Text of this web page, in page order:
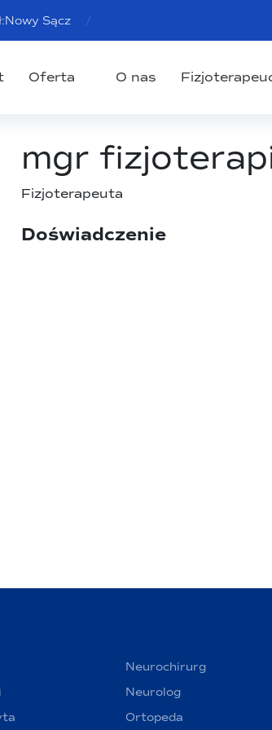
Nowy Sącz
Oferta O nas
mgr
Fizjoterapeuta
Doświadczenie
Neurochirurg
Neurolog
Ortopeda